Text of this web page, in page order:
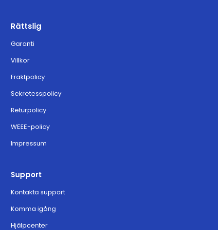
Rättslig
Garanti
Villkor
Fraktpolicy
Sekretesspolicy
Returpolicy
WEEE-policy
Impressum
Support
Kontakta support
Komma igång
Hjälpcenter